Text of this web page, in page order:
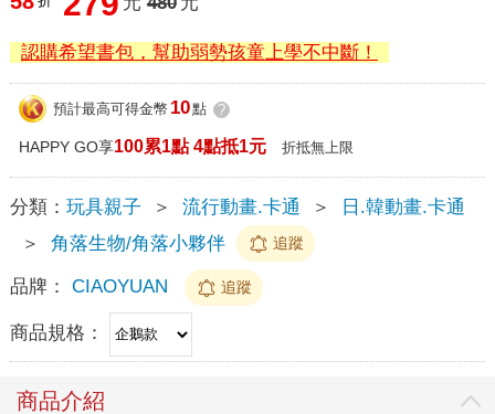
認購希望書包，幫助弱勢孩童上學不中斷！
預計最高可得金幣 10點 ?
HAPPY GO享100累1點 4點抵1元 折抵無上限
分類： 玩具親子 ＞ 流行動畫.卡通 ＞
日.韓動畫.卡通
＞
角落生物/角落小夥伴 追蹤
品牌： CIAOYUAN 追蹤
商品規格：
商品介紹